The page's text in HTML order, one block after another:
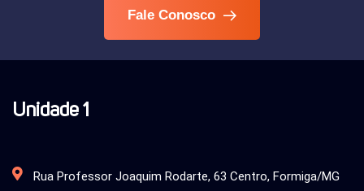
Fale Conosco
Unidade 1
Rua Professor Joaquim Rodarte, 63 Centro, Formiga/MG